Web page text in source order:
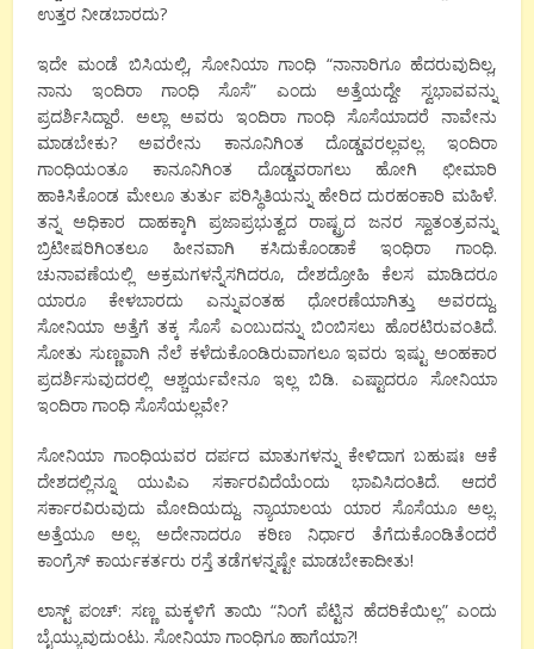
ಉತ್ತರ ನೀಡಬಾರದು?
ಇದೇ ಮಂಡೆ ಬಿಸಿಯಲ್ಲಿ, ಸೋನಿಯಾ ಗಾಂಧಿ “ನಾನಾರಿಗೂ ಹೆದರುವುದಿಲ್ಲ,
ನಾನು ಇಂದಿರಾ ಗಾಂಧಿ ಸೊಸೆ” ಎಂದು ಅತ್ತೆಯದ್ದೇ ಸ್ವಭಾವವನ್ನು
ಪ್ರದರ್ಶಿಸಿದ್ದಾರೆ. ಅಲ್ಲಾ ಅವರು ಇಂದಿರಾ ಗಾಂಧಿ ಸೊಸೆಯಾದರೆ ನಾವೇನು
ಮಾಡಬೇಕು? ಅವರೇನು ಕಾನೂನಿಗಿಂತ ದೊಡ್ಡವರಲ್ಲವಲ್ಲ. ಇಂದಿರಾ
ಗಾಂಧಿಯಂತೂ ಕಾನೂನಿಗಿಂತ ದೊಡ್ಡವರಾಗಲು ಹೋಗಿ ಛೀಮಾರಿ
ಹಾಕಿಸಿಕೊಂಡ ಮೇಲೂ ತುರ್ತು ಪರಿಸ್ಥಿತಿಯನ್ನು ಹೇರಿದ ದುರಹಂಕಾರಿ ಮಹಿಳೆ.
ತನ್ನ ಅಧಿಕಾರ ದಾಹಕ್ಕಾಗಿ ಪ್ರಜಾಪ್ರಭುತ್ವದ ರಾಷ್ಟ್ರದ ಜನರ ಸ್ವಾತಂತ್ರವನ್ನು
ಬ್ರಿಟೀಷರಿಗಿಂತಲೂ ಹೀನವಾಗಿ ಕಸಿದುಕೊಂಡಾಕೆ ಇಂಧಿರಾ ಗಾಂಧಿ.
ಚುನಾವಣೆಯಲ್ಲಿ ಅಕ್ರಮಗಳನ್ನೆಸಗಿದರೂ, ದೇಶದ್ರೋಹಿ ಕೆಲಸ ಮಾಡಿದರೂ
ಯಾರೂ ಕೇಳಬಾರದು ಎನ್ನುವಂತಹ ಧೋರಣೆಯಾಗಿತ್ತು ಅವರದ್ದು.
ಸೋನಿಯಾ ಅತ್ತೆಗೆ ತಕ್ಕ ಸೊಸೆ ಎಂಬುದನ್ನು ಬಿಂಬಿಸಲು ಹೊರಟಿರುವಂತಿದೆ.
ಸೋತು ಸುಣ್ಣವಾಗಿ ನೆಲೆ ಕಳೆದುಕೊಂಡಿರುವಾಗಲೂ ಇವರು ಇಷ್ಟು ಅಂಹಕಾರ
ಪ್ರದರ್ಶಿಸುವುದರಲ್ಲಿ ಆಶ್ಚರ್ಯವೇನೂ ಇಲ್ಲ ಬಿಡಿ. ಎಷ್ಟಾದರೂ ಸೋನಿಯಾ
ಇಂದಿರಾ ಗಾಂಧಿ ಸೊಸೆಯಲ್ಲವೇ?
ಸೋನಿಯಾ ಗಾಂಧಿಯವರ ದರ್ಪದ ಮಾತುಗಳನ್ನು ಕೇಳಿದಾಗ ಬಹುಷಃ ಆಕೆ
ದೇಶದಲ್ಲಿನ್ನೂ ಯುಪಿಎ ಸರ್ಕಾರವಿದೆಯೆಂದು ಭಾವಿಸಿದಂತಿದೆ. ಆದರೆ
ಸರ್ಕಾರವಿರುವುದು ಮೋದಿಯದ್ದು. ನ್ಯಾಯಾಲಯ ಯಾರ ಸೊಸೆಯೂ ಅಲ್ಲ.
ಅತ್ತೆಯೂ ಅಲ್ಲ. ಅದೇನಾದರೂ ಕಠಿಣ ನಿರ್ಧಾರ ತೆಗೆದುಕೊಂಡಿತೆಂದರೆ
ಕಾಂಗ್ರೆಸ್ ಕಾರ್ಯಕರ್ತರು ರಸ್ತೆ ತಡೆಗಳನ್ನಷ್ಟೇ ಮಾಡಬೇಕಾದೀತು!
ಲಾಸ್ಟ್ ಪಂಚ್: ಸಣ್ಣ ಮಕ್ಕಳಿಗೆ ತಾಯಿ “ನಿಂಗೆ ಪೆಟ್ಟಿನ ಹೆದರಿಕೆಯಿಲ್ಲ” ಎಂದು
ಬೈಯ್ಯುವುದುಂಟು. ಸೋನಿಯಾ ಗಾಂಧಿಗೂ ಹಾಗೆಯಾ?!